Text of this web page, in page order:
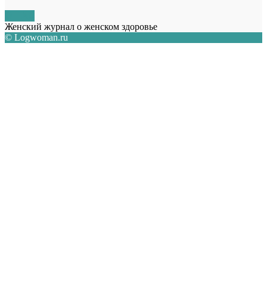
Женский журнал о женском здоровье
© Logwoman.ru